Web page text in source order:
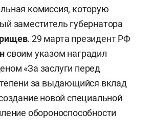
комиссия, которую
заместитель губернатора
. 29 марта президент РФ
своим указом наградил
«За заслуги перед
за выдающийся вклад
новой специальной
обороноспособности